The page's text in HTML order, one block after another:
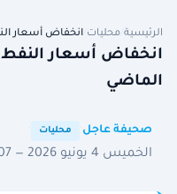
الرئيسية محليات انخفاض أسعار
انخفاض أسعار النفط
الماضي
صحيفة عاجل محليات
الخميس 4 يونيو 2026 — 17:07 توقيت الرياض